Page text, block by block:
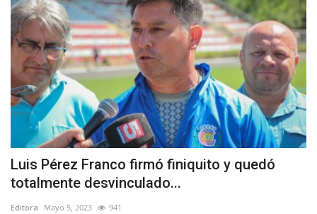
Luis Pérez Franco firmó finiquito y quedó
totalmente desvinculado...
Editora Mayo 5, 2023 941